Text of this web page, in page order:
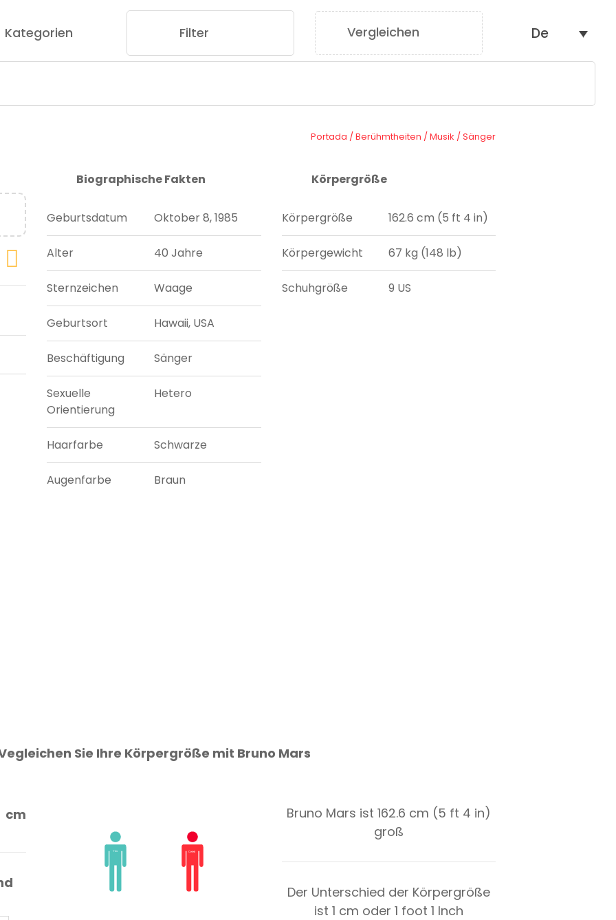
Kategorien Filter Vergleichen De
Portada /Berühmtheiten /Musik /Sänger
Biographische Fakten
Geburtsdatum Oktober 8, 1985
Alter 40 Jahre
Sternzeichen Waage
Geburtsort Hawaii, USA
Beschäftigung Sänger
Sexuelle
Orientierung
Hetero
Haarfarbe Schwarze
Augenfarbe Braun
Körpergröße
Körpergröße 162.6 cm (5 ft 4 in)
Körpergewicht 67 kg (148 lb)
Schuhgröße 9 US
Sie Ihre Körpergröße mit Bruno Mars
cm
Bruno Mars ist 162.6 cm (5 ft 4 in)
groß
Der Unterschied der Körpergröße
ist 1 cm oder 1 foot 1 Inch